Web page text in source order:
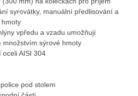
syrovátky, manuální předlisování a
vpředu a vzadu umožňují
množstvím sýrové hmoty
oceli AISI 304
pod stolem